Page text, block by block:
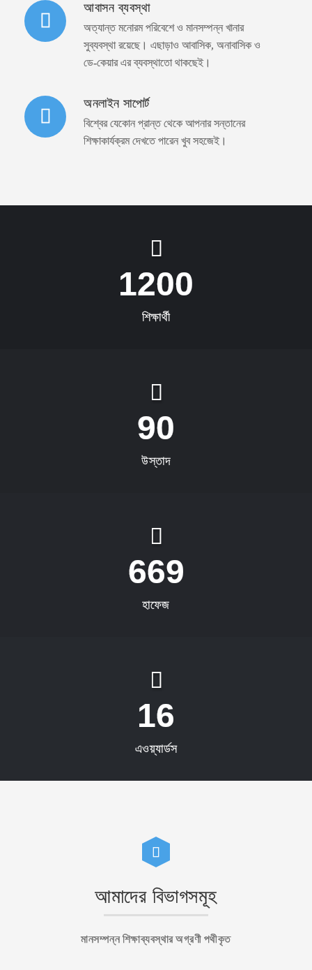
আবাসন ব্যবস্থা
অত্যান্ত মনোরম পরিবেশে ও মানসম্পন্ন খানার
সুব্যবস্থা রয়েছে। এছাড়াও আবাসিক, অনাবাসিক ও
ডে-কেয়ার এর ব্যবস্থাতো থাকছেই।
অনলাইন সাপোর্ট
বিশ্বের যেকোন প্রান্ত থেকে আপনার সন্তানের
শিক্ষাকার্যক্রম দেখতে পারেন খুব সহজেই।
1200
শিক্ষার্থী
90
উস্তাদ
669
হাফেজ
16
এওয়্যার্ডস
আমাদের বিভাগসমূহ
মানসম্পন্ন শিক্ষাব্যবস্থার অগ্রণী পথীকৃত